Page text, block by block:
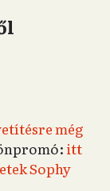
még
itt
Sophy